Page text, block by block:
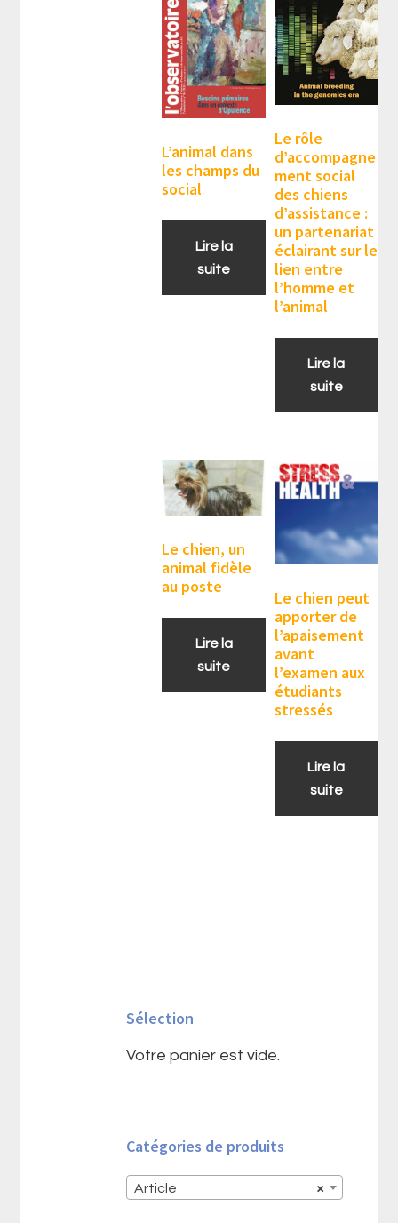
L’animal dans
les champs du
social
Lire la
suite
Le rôle
d’accompagne
ment social
des chiens
d’assistance :
un partenariat
éclairant sur le
lien entre
l’homme et
l’animal
Lire la
suite
Le chien, un
animal fidèle
au poste
Lire la
suite
Le chien peut
apporter de
l’apaisement
avant
l’examen aux
étudiants
stressés
Lire la
suite
principale
Sélection
Votre panier est vide.
Catégories de produits
×
Article